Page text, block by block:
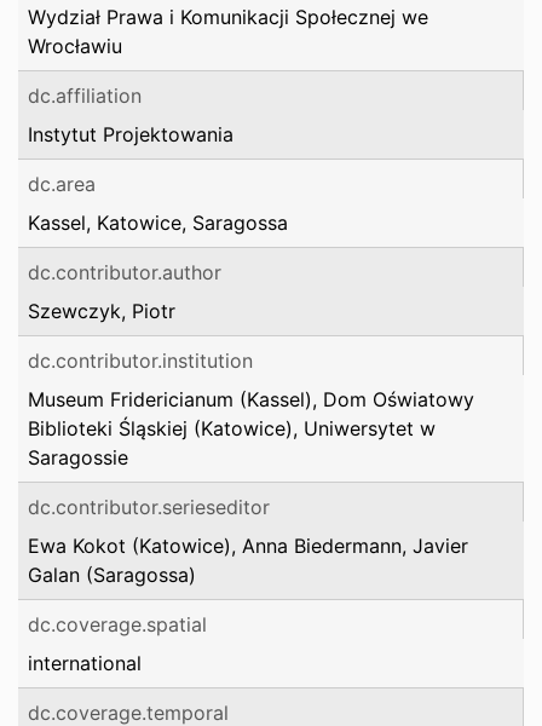
Wydział Prawa i Komunikacji Społecznej we
Wrocławiu
dc.affiliation
Instytut Projektowania
dc.area
Kassel, Katowice, Saragossa
dc.contributor.author
Szewczyk, Piotr
dc.contributor.institution
Museum Fridericianum (Kassel), Dom Oświatowy
Biblioteki Śląskiej (Katowice), Uniwersytet w
Saragossie
dc.contributor.serieseditor
Ewa Kokot (Katowice), Anna Biedermann, Javier
Galan (Saragossa)
dc.coverage.spatial
international
dc.coverage.temporal